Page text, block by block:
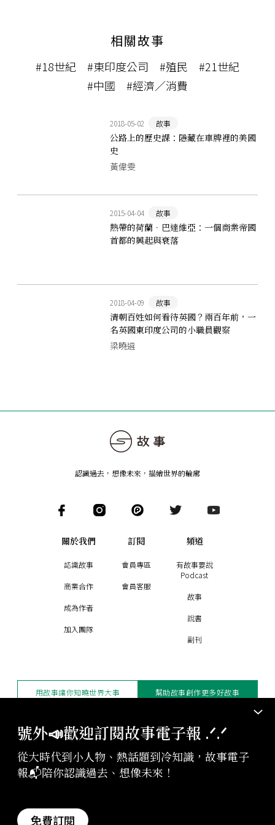
相關故事
#18世紀 #東印度公司 #殖民
#21世紀
#中國
#經濟／消費
2018-05-02 故事
公路上的歷史課：隱藏在車牌裡的美國
史
黃偉雯
2015-04-04 故事
熱帶的荷蘭．巴達維亞：一個商業帝國
首都的興起與衰落
2018-04-09 故事
清朝百姓如何看待英國？兩百年前，一
名英國東印度公司的小職員觀察
梁曉遴
號外📣歡迎訂閱故事電子報 .ᐟ‪‪.ᐟ
從大時代到小人物、熱話題到冷知識，故事電子
報📬陪你認識過去、想像未來！
免費訂閱
認識過去，想像未來 ， 描繪世界的輪廓
關於我們
認識故事
商業合作
成為作者
加入團隊
訂閱
會員專區
會員客服
頻道
有故事要說
Podcast
故事
說書
副刊
版權聲明與轉載規範
授權與合作：contact@storystudio.tw
StoryStudio Inc. All Rights Reserved.
用故事讓你知曉世界大事 幫助故事創作更多好故事